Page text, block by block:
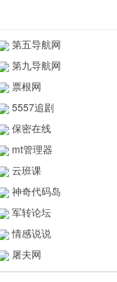
第五导航网
第九导航网
票根网
5557追剧
保密在线
mt管理器
云班课
神奇代码岛
军转论坛
情感说说
屠夫网